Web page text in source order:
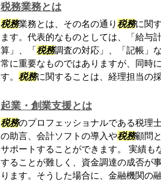
税務業務とは
税務業務とは、その名の通り税務に関
ます。代表的なものとしては、「給与
算」、「税務調査の対応」、「記帳」
常に重要なものではありますが、同時
す。 税務に関することは、経理担当の
起業・創業支援とは
税務のプロフェッショナルである税理
の助言、会計ソフトの導入や税務顧問
サポートすることができます。 実績も
することが難しく、資金調達の成否が
ります。そうした場合に、金融機関の